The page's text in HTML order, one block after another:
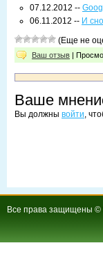
07.12.2012 --
06.11.2012 -- И
(Еще не
Ваш отзыв |
Ваше
Вы должны войти,
Все права защищены ©